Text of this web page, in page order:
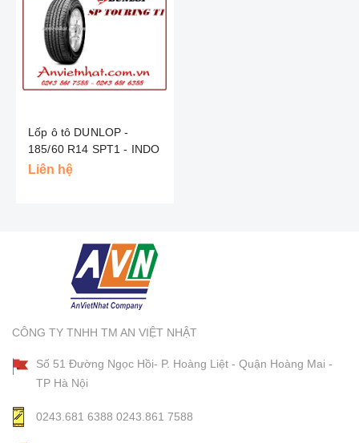
Lốp ô tô DUNLOP -
185/60 R14 SPT1 - INDO
Liên hệ
CÔNG TY TNHH TM AN VIỆT NHẬT
Số 51 Đường Ngọc Hồi- P. Hoàng Liệt - Quận Hoàng Mai -
TP Hà Nội
0243.681 6388 0243.861 7588